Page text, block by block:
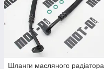
Шланги масляного радіатора